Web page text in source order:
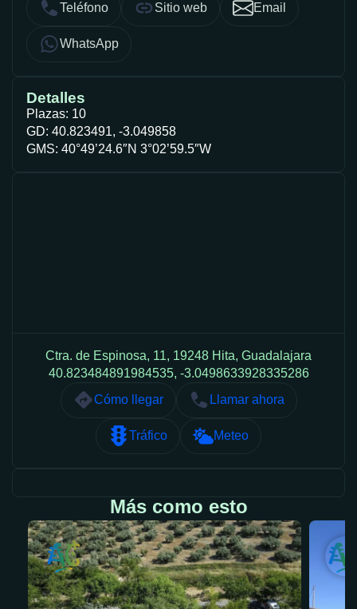
Teléfono Sitio web Email
WhatsApp
Detalles
Plazas: 10
GD: 40.823491, -3.049858
GMS: 40°49’24.6″N 3°02’59.5″W
Ctra. de Espinosa, 11, 19248 Hita, Guadalajara
40.823484891984535, -3.0498633928335286
Cómo llegar
Llamar ahora
Tráfico Meteo
Más como esto